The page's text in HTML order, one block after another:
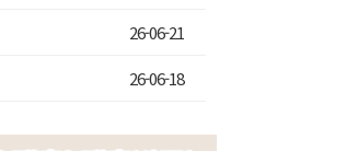
26-06-21
26-06-18